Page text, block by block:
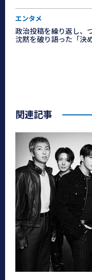
エンタメ
政治投稿を繰り返し、
沈黙を破り語った「決
関連記事